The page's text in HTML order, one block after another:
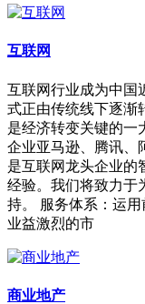
互联网
互联网行业成为中国
式正由传统线下逐渐
是经济转变关键的一
企业亚马逊、腾讯、
是互联网龙头企业的
经验。我们将致力于
持。 服务体系：运
业益激烈的市
商业地产